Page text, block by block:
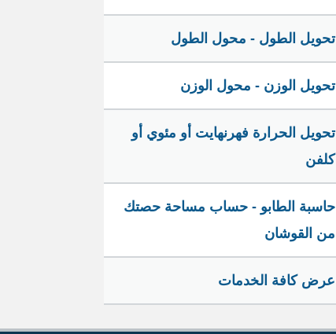
تحويل الطول - محول الطول
تحويل الوزن - محول الوزن
تحويل الحرارة فهرنهايت أو مئوي أو
كلفن
حاسبة الطابو - حساب مساحة حصتك
من القوشان
عرض كافة الخدمات